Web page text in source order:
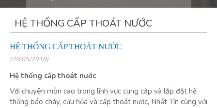
HỆ THỐNG CẤP THOÁT NƯỚC
HỆ THỐNG CẤP THOÁT NƯỚC
(29/05/2018)
Hệ thống cấp thoát nước
Với chuyên môn cao trong lĩnh vực cung cấp và lắp đặt hệ
thống báo cháy, cứu hỏa và cấp thoát nước, Nhất Tín cùng với